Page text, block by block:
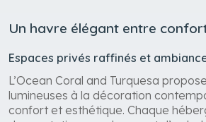
Un havre élégant entre
Espaces privés raffinés et
L’Ocean Coral and Turquesa
lumineuses à la décoration
confort et esthétique. Chaque